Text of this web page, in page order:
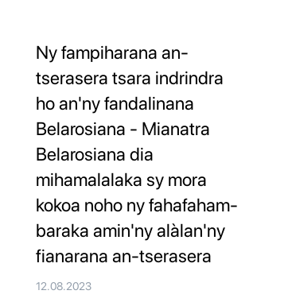
Ny fampiharana an-
tserasera tsara indrindra
ho an'ny fandalinana
Belarosiana - Mianatra
Belarosiana dia
mihamalalaka sy mora
kokoa noho ny fahafaham-
baraka amin'ny alàlan'ny
fianarana an-tserasera
12.08.2023